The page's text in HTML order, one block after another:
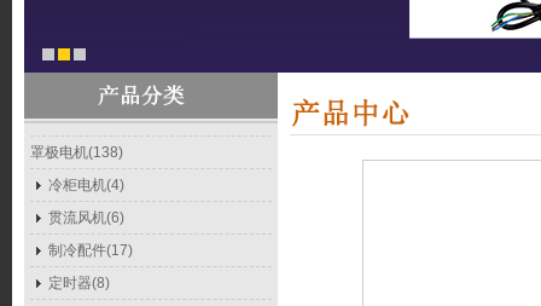
罩极电机(138)
冷柜电机(4)
贯流风机(6)
制冷配件(17)
定时器(8)